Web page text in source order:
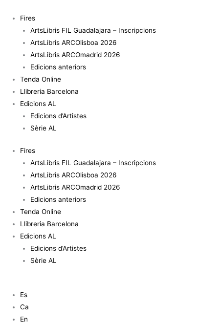
contingut
Fires
ArtsLibris FIL Guadalajara – Inscripcions
ArtsLibris ARCOlisboa 2026
ArtsLibris ARCOmadrid 2026
Edicions anteriors
Tenda Online
Llibreria Barcelona
Edicions AL
Edicions d’Artistes
Sèrie AL
Fires
ArtsLibris FIL Guadalajara – Inscripcions
ArtsLibris ARCOlisboa 2026
ArtsLibris ARCOmadrid 2026
Edicions anteriors
Tenda Online
Llibreria Barcelona
Edicions AL
Edicions d’Artistes
Sèrie AL
Es
Ca
En